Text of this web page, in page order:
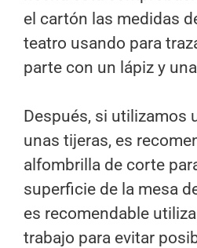
el cartón las medidas
teatro usando para
parte con un lápiz y
Después, si utilizamos
unas tijeras, es
alfombrilla de corte
superficie de la mesa
es recomendable
trabajo para evitar